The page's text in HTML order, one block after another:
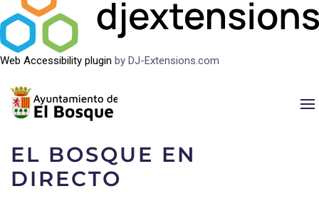
Web Accessibility plugin by DJ-Extensions.com
EL BOSQUE EN
DIRECTO